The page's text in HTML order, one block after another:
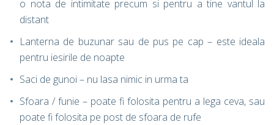
o nota de intimitate precum si pentru a tine vantul la
distant
Lanterna de buzunar sau de pus pe cap – este ideala
pentru iesirile de noapte
Saci de gunoi – nu lasa nimic in urma ta
Sfoara / funie – poate fi folosita pentru a lega ceva, sau
poate fi folosita pe post de sfoara de rufe